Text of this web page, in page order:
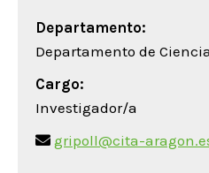
Departamento:
Departamento de
Cargo:
Investigador/a
gripoll@cita-